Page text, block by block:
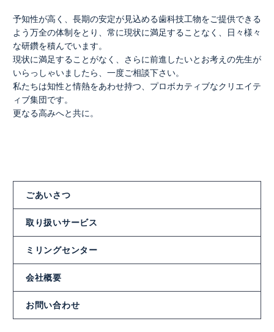
予知性が高く、長期の安定が見込める歯科技工物をご提供できる
よう万全の体制をとり、常に現状に満足することなく、日々様々
な研鑽を積んでいます。
現状に満足することがなく、さらに前進したいとお考えの先生が
いらっしゃいましたら、一度ご相談下さい。
私たちは知性と情熱をあわせ持つ、プロボカティブなクリエイテ
ィブ集団です。
更なる高みへと共に。
ごあいさつ
取り扱いサービス
ミリングセンター
会社概要
お問い合わせ